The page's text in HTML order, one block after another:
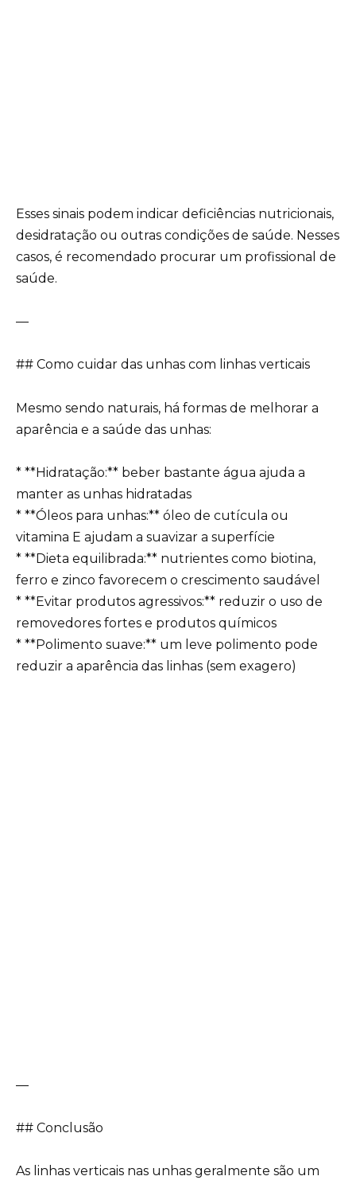
Esses sinais podem indicar deficiências nutricionais,
desidratação ou outras condições de saúde. Nesses
casos, é recomendado procurar um profissional de
saúde.
—
## Como cuidar das unhas com linhas verticais
Mesmo sendo naturais, há formas de melhorar a
aparência e a saúde das unhas:
* **Hidratação:** beber bastante água ajuda a
manter as unhas hidratadas
* **Óleos para unhas:** óleo de cutícula ou
vitamina E ajudam a suavizar a superfície
* **Dieta equilibrada:** nutrientes como biotina,
ferro e zinco favorecem o crescimento saudável
* **Evitar produtos agressivos:** reduzir o uso de
removedores fortes e produtos químicos
* **Polimento suave:** um leve polimento pode
reduzir a aparência das linhas (sem exagero)
—
## Conclusão
As linhas verticais nas unhas geralmente são um